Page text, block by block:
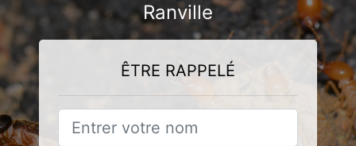
Ranville
ÊTRE RAPPELÉ